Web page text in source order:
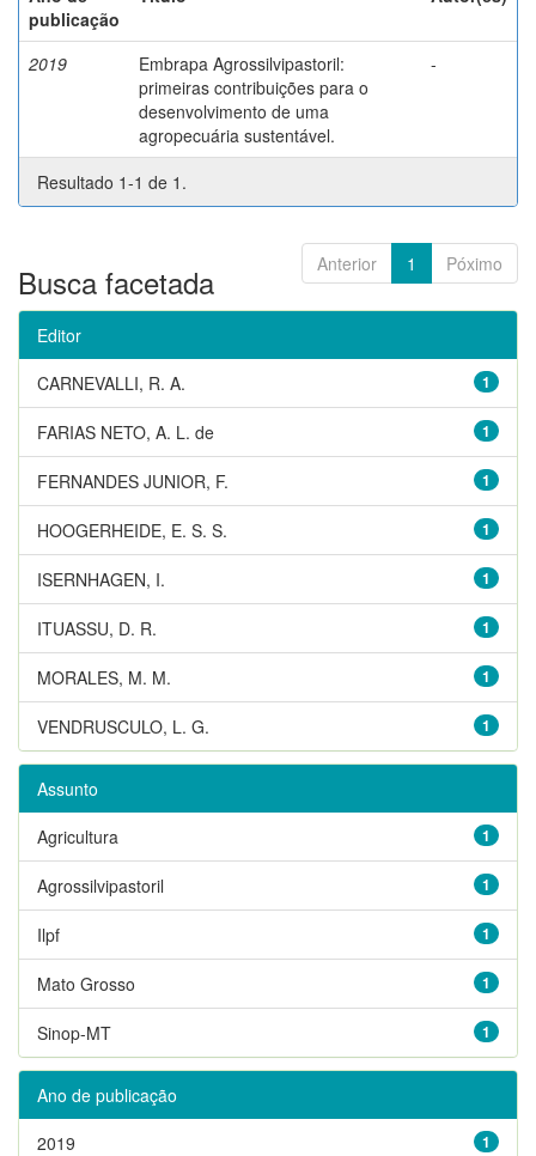
publicação
2019
Embrapa Agrossilvipastoril:
primeiras contribuições para o
desenvolvimento de uma
agropecuária sustentável.
-
Resultado 1-1 de 1.
Anterior 1 Póximo
Busca facetada
Editor
1
CARNEVALLI, R. A.
1
FARIAS NETO, A. L. de
1
FERNANDES JUNIOR, F.
1
HOOGERHEIDE, E. S. S.
1
ISERNHAGEN, I.
1
ITUASSU, D. R.
1
MORALES, M. M.
1
VENDRUSCULO, L. G.
Assunto
1
Agricultura
1
Agrossilvipastoril
1
Ilpf
1
Mato Grosso
1
Sinop-MT
Ano de publicação
1
2019